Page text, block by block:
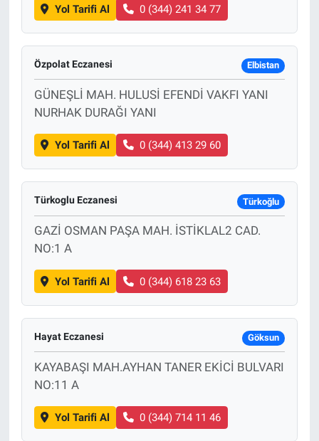
Yol Tarifi Al 0 (344) 241 34 77
Özpolat Eczanesi Elbistan
GÜNEŞLİ MAH. HULUSİ EFENDİ VAKFI YANI
NURHAK DURAĞI YANI
Yol Tarifi Al 0 (344) 413 29 60
Türkoglu Eczanesi Türkoğlu
GAZİ OSMAN PAŞA MAH. İSTİKLAL2 CAD.
NO:1 A
Yol Tarifi Al 0 (344) 618 23 63
Hayat Eczanesi Göksun
KAYABAŞI MAH.AYHAN TANER EKİCİ BULVARI
NO:11 A
Yol Tarifi Al 0 (344) 714 11 46